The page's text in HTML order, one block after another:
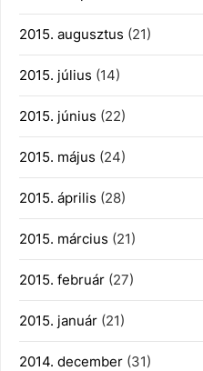
2015. augusztus (21)
2015. július (14)
2015. június (22)
2015. május (24)
2015. április (28)
2015. március (21)
2015. február (27)
2015. január (21)
2014. december (31)